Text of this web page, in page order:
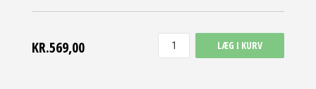
KR.569,00 LÆG I KURV